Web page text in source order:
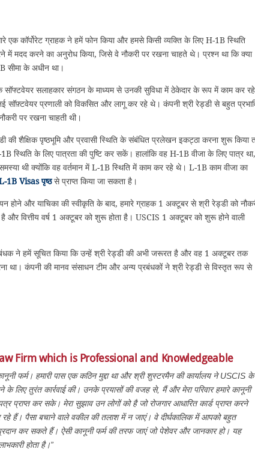
एक कॉर्पोरेट ग्राहक ने हमें फोन किया और हमसे किसी व्यक्ति के लिए H-1B स्थिति
में मदद करने का अनुरोध किया, जिसे वे नौकरी पर रखना चाहते थे। प्रश्न था कि क्या
सीमा के अधीन था।
सॉफ्टवेयर सलाहकार संगठन के माध्यम से उनकी सुविधा में ठेकेदार के रूप में काम कर रहे
सॉफ़्टवेयर प्रणाली को विकसित और लागू कर रहे थे। कंपनी श्री रेड्डी से बहुत
पर रखना चाहती थी।
की शैक्षिक पृष्ठभूमि और प्रवासी स्थिति के संबंधित प्रलेखन इकट्ठा करना शुरू किया
स्थिति के लिए पात्रता की पुष्टि कर सकें। हालांकि वह H-1B वीजा के लिए पात्र था,
थी क्योंकि वह वर्तमान में L-1B स्थिति में काम कर रहे थे। L-1B काम वीजा का
1B Visas पृष्ठसे प्राप्त किया जा सकता है।
होने और याचिका की स्वीकृति के बाद, हमारे ग्राहक 1 अक्टूबर से श्री रेड्डी को
वित्तीय वर्ष 1 अक्टूबर को शुरू होता है। USCIS 1 अक्टूबर को शुरू होने वाली
ने हमें सूचित किया कि उन्हें श्री रेड्डी की अभी जरूरत है और वह 1 अक्टूबर तक
था। कंपनी की मानव संसाधन टीम और अन्य प्रबंधकों ने श्री रेड्डी से विस्तृत रूप से
Firm which is Professional and Knowledgeable
फर्म। हमारी पास एक कठिन मुद्दा था और श्री शुस्टरमैन की कार्यालय ने USCIS के
के लिए तुरंत कार्रवाई की। उनके प्रयासों की वजह से, मैं और मेरा परिवार हमारे कानूनी
प्राप्त कर सके। मेरा सुझाव उन लोगों को है जो रोजगार आधारित कार्ड प्राप्त करने
हैं। पैसा बचाने वाले वकील की तलाश में न जाएं। वे दीर्घकालिक में आपको बहुत
कर सकते हैं। ऐसी कानूनी फर्म की तरफ जाएं जो पेशेवर और जानकार हो। यह
होता है।”